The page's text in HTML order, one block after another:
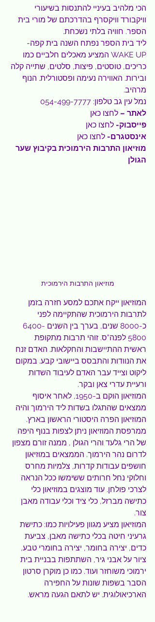
הכי מלהיב בעיניי להתנסות בשיעורי
וויקבורד וויקסרף בהדרכתם של מורי בית
הספר. חוויה בלתי נשכחת.
ליד בית הספר נפתח השנה בית קפה-
WAKE UP המציע מאכלים חלביים כמו
כריכים, טוסטים, פיצות, סלטים, שתייה קלה
ובירות. האווירה נעימה ופסטורלית. הנוף
מרהיב.
נמל עין גב טלפון: 054-499-7777
לאתר – לחצו כאן
פייסבוק- לחצו כאן
אינסטגרם- לחצו כאן
מוזיאון התרבות הירמוכית בקיבוץ שער
הגולן
מוזיאון התרבות הירמוכית
המוזיאון ייקח אתכם למסע חזרה בזמן
לתרבות הירמוכית שהתקיימה לפני
כ-8000 שנים, בערך בין השנים 6400-
5800 לפנה"ס. זוהי תרבות מתקופת
ראשית ההתיישבות והחקלאות. האדם זנח
את הנוודות והתבסס ביישובי קבע. במקום
ליקוט וצייד עבר האדם לעיבוד השדות
ורעיית עדרי צאן ובקר.
המוזיאון הוקם ב-1950, לאחר איסוף
ממצאים שהתגלו בשדות ליד הירמוך והיה
המוזיאון הפרה היסטורי הראשון בארץ.
ממרפסת המוזיאון ניתן לצפות בנוף היפה
של הרי גלעד והרי הגולן , ממנה זורם מצפון
לדרום נהר הירמוך. הממצאים במוזיאון
חושפים עבודות קדרות, צלמיות מחרס
וחלוקי נחל חרותים ששימשו ככל הנראה
לצרכי פולחן. עוד מוצגים במוזיאון כלי
כתישה מברזל, כלי ציד וכלי עבודה מאבן
צור.
המוזיאון מציע מגוון פעילויות כמו: כתישת
גרעיני חיטה בכלי כתישה מאבן, צביעת
כדים, יצירה בחומר, יצירה בחומרי טבע,
ציור על אבני גיר, השתתפות בבניית בית
ירמוכי משוחזר ועוד. כמו כן מוקרן סרטון
הסבר בשפות שונות על החפירה
הארכיאולוגית. יש לתאם הגעה מראש.